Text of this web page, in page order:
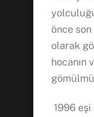
önce
olarak
1996 eşi